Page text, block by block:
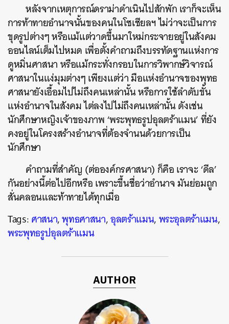
หลังจากเหตุการณ์ดราม่าดำเนินไปสักพัก เราก็จะเห็น
การท้าทายอำนาจนั้นของคนในโซเชียลฯ ไม่ว่าจะเป็นการ
ขุดรูปต่างๆ หรือแม้แต่วาดขึ้นมาใหม่กระจายอยู่ในสังคม
ออนไลน์เต็มไปหมด เพื่อตั้งคำถามถึงบรรทัดฐานแห่งการ
ดูหมิ่นศาสนา หรือแม้กระทั่งกรอบในการวิพากษ์วิจารณ์
ศาสนาในแง่มุมต่างๆ เพียงแต่ว่า มือแห่งอำนาจของพุทธ
ศาสนายังเอื้อมไปไม่ถึงคนเหล่านั้น หรือการใช้ลำดับขั้น
แห่งอำนาจในสังคม ไต่ลงไปไม่ถึงคนเหล่านั้น ดังเช่น
นักศึกษาหญิงเจ้าของภาพ ‘พระพุทธรูปอุลตร้าแมน’ ที่ยัง
คงอยู่ในโครงสร้างอำนาจที่ต้องจำนนด้วยการเป็น
นักศึกษา
คำถามที่สำคัญ (ต่อองค์กรศาสนา) ก็คือ เราจะ ‘ดีล’
กันอย่างนี้ต่อไปอีกหรือ เพราะขึ้นชื่อว่าอำนาจ มันย่อมถูก
สั่นคลอนและท้าทายได้ทุกเมื่อ
Tags:ศาสนา,พุทธศาสนา,อุลตร้าแมน,พระอุลตร้าแมน,
พระพุทธรูปอุลตร้าแมน
AUTHOR